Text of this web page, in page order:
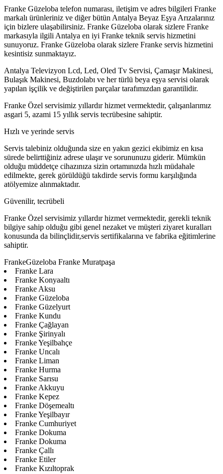
Franke Güzeloba telefon numarası, iletişim ve adres bilgileri Franke
markalı ürünleriniz ve diğer bütün Antalya Beyaz Eşya Arızalarınız
için bizlere ulaşabilirsiniz. Franke Güzeloba olarak sizlere Franke
markasıyla ilgili Antalya en iyi Franke teknik servis hizmetini
sunuyoruz. Franke Güzeloba olarak sizlere Franke servis hizmetini
kesintisiz sunmaktayız.
Antalya Televizyon Lcd, Led, Oled Tv Servisi, Çamaşır Makinesi,
Bulaşık Makinesi, Buzdolabı ve her türlü beya eşya servisi olarak
yapılan işçilik ve değiştirilen parçalar tarafımızdan garantilidir.
Franke Özel servisimiz yıllardır hizmet vermektedir, çalışanlarımız
asgari 5, azami 15 yıllık servis tecrübesine sahiptir.
Hızlı ve yerinde servis
Servis talebiniz olduğunda size en yakın gezici ekibimiz en kısa
sürede belirttiğiniz adrese ulaşır ve sorununuzu giderir. Mümkün
olduğu müddetçe cihazınıza sizin ortamınızda hızlı müdahale
edilmekte, gerek görüldüğü takdirde servis formu karşılığında
atölyemize alınmaktadır.
Güvenilir, tecrübeli
Franke Özel servisimiz yıllardır hizmet vermektedir, gerekli teknik
bilgiye sahip olduğu gibi genel nezaket ve müşteri ziyaret kuralları
konusunda da bilinçlidir,servis sertifikalarına ve fabrika eğitimlerine
sahiptir.
FrankeGüzeloba Franke Muratpaşa
Franke Lara
Franke Konyaaltı
Franke Aksu
Franke Güzeloba
Franke Güzelyurt
Franke Kundu
Franke Çağlayan
Franke Şirinyalı
Franke Yeşilbahçe
Franke Uncalı
Franke Liman
Franke Hurma
Franke Sarısu
Franke Akkuyu
Franke Kepez
Franke Döşemealtı
Franke Yeşilbayır
Franke Cumhuriyet
Franke Dokuma
Franke Dokuma
Franke Çallı
Franke Etiler
Franke Kızıltoprak